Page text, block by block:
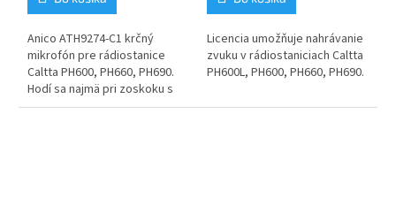
Anico ATH9274-C1 krčný
mikrofón pre rádiostanice
Caltta PH600, PH660, PH690.
Hodí sa najmä pri zoskoku s
padákom alebo pri práci v
Licencia umožňuje nahrávanie
zvuku v rádiostaniciach Caltta
PH600L, PH600, PH660, PH690.
Zakúpením licencie je možné